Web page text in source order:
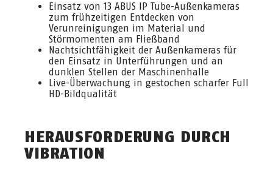
Einsatz von 13 ABUS IP Tube-Außenkameras
zum frühzeitigen Entdecken von
Verunreinigungen im Material und
Störmomenten am Fließband
Nachtsichtfähigkeit der Außenkameras für
den Einsatz in Unterführungen und an
dunklen Stellen der Maschinenhalle
Live-Überwachung in gestochen scharfer Full
HD-Bildqualität
HERAUSFORDERUNG DURCH
VIBRATION